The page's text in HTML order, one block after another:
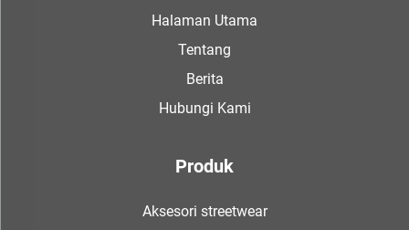
Halaman Utama
Tentang
Berita
Hubungi Kami
Produk
Aksesori streetwear